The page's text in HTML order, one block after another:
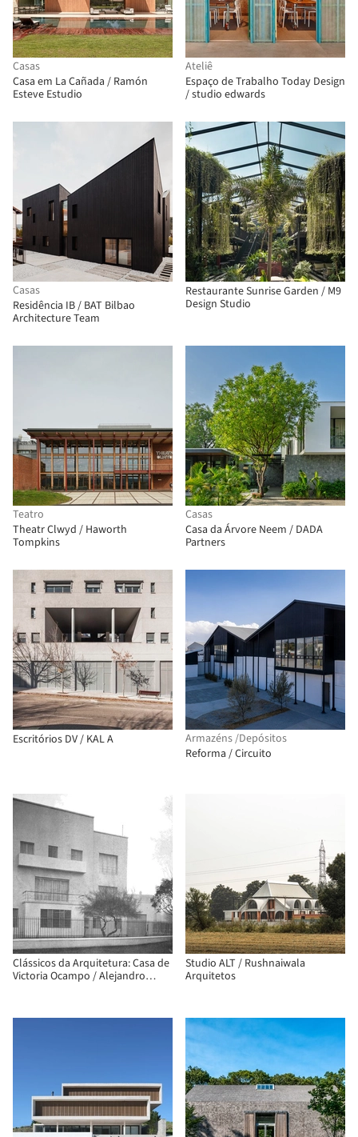
Casas
Casa em La Cañada / Ramón
Esteve Estudio
Ateliê
Espaço de Trabalho Today Design
/ studio edwards
Casas
Residência IB / BAT Bilbao
Architecture Team
Restaurante Sunrise Garden / M9
Design Studio
Teatro
Theatr Clwyd / Haworth
Tompkins
Casas
Casa da Árvore Neem / DADA
Partners
Escritórios DV / KAL A
Armazéns /Depósitos
Reforma / Circuito
Clássicos da Arquitetura: Casa de
Victoria Ocampo / Alejandro
Studio ALT / Rushnaiwala
Arquitetos